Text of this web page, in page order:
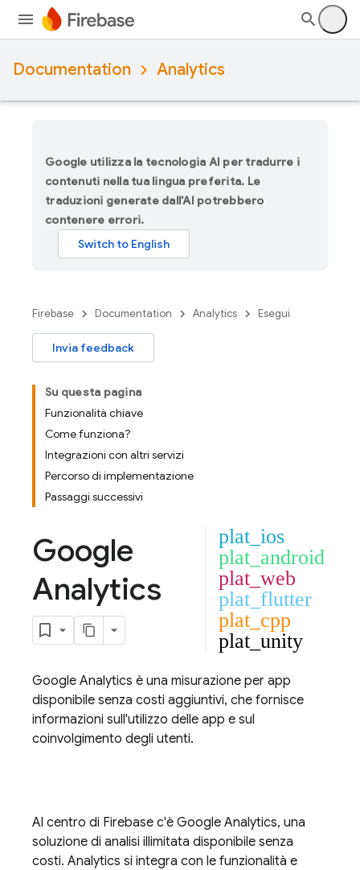
Documentation Analytics
Google utilizza la tecnologia AI per tradurre i
contenuti nella tua lingua preferita. Le
traduzioni generate dall'AI potrebbero
contenere errori.
Firebase Documentation Analytics Esegui
Invia feedback
Su questa pagina
Funzionalità chiave
Come funziona?
Integrazioni con altri servizi
Percorso di implementazione
Passaggi successivi
Google
Analytics
plat_ios
plat_android
plat_web
plat_flutter
plat_cpp
plat_unity
Google Analytics è una misurazione per app
disponibile senza costi aggiuntivi, che fornisce
informazioni sull'utilizzo delle app e sul
coinvolgimento degli utenti.
Al centro di Firebase c'è Google Analytics, una
soluzione di analisi illimitata disponibile senza
costi. Analytics si integra con le funzionalità e